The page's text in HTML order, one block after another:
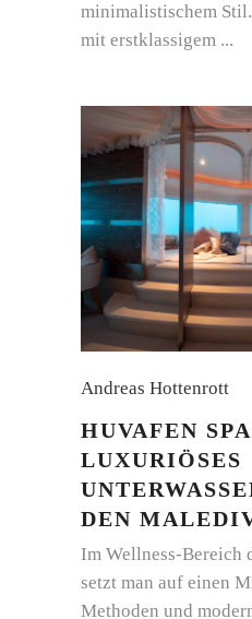
minimalistischem
mit erstklassigem
Andreas Hottenrott
HUVAFEN
LUXURIÖSES
DEN
Im Wellness-Bereich
setzt man auf einen
Methoden und